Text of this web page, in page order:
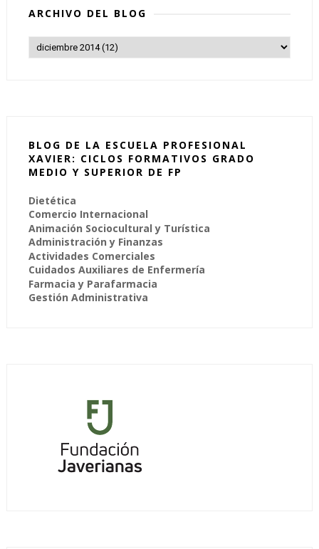
ARCHIVO DEL BLOG
BLOG DE LA ESCUELA PROFESIONAL
XAVIER: CICLOS FORMATIVOS GRADO
MEDIO Y SUPERIOR DE FP
Dietética
Comercio Internacional
Animación Sociocultural y Turística
Administración y Finanzas
Actividades Comerciales
Cuidados Auxiliares de Enfermería
Farmacia y Parafarmacia
Gestión Administrativa